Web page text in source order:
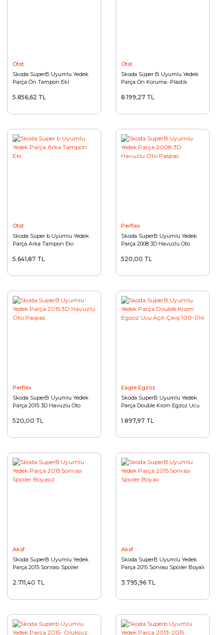
Otst
Skoda SüperB Uyumlu Yedek
Parça Ön Tampon Eki
5.856,62 TL
Otst
Skoda Süper B Uyumlu Yedek
Parça Ön Koruma- Plastik
8.199,27 TL
Otst
Skoda Süper b Uyumlu Yedek
Parça Arka Tampon Eki
5.641,87 TL
Perflex
Skoda SuperB Uyumlu Yedek
Parça 2008 3D Havuzlu Oto
520,00 TL
Perflex
Skoda SuperB Uyumlu Yedek
Parça 2015 3D Havuzlu Oto
520,00 TL
Eagle Egzoz
Skoda SuperB Uyumlu Yedek
Parça Double Krom Egzoz Ucu
1.897,97 TL
Aksf
Skoda SuperB Uyumlu Yedek
Parça 2015 Sonrası Spoiler
2.711,40 TL
Aksf
Skoda SuperB Uyumlu Yedek
Parça 2015 Sonrası Spoiler Boyalı
3.795,96 TL